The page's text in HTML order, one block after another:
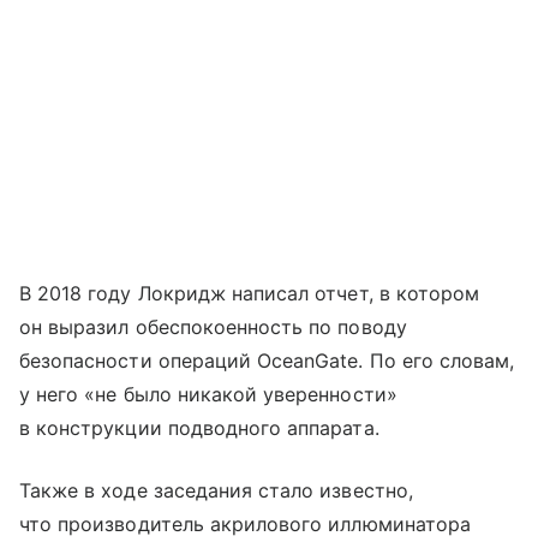
В 2018 году Локридж написал отчет, в котором
он выразил обеспокоенность по поводу
безопасности операций OceanGate. По его словам,
у него «не было никакой уверенности»
в конструкции подводного аппарата.
Также в ходе заседания стало известно,
что производитель акрилового иллюминатора